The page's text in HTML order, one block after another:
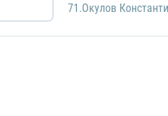
71.Окулов